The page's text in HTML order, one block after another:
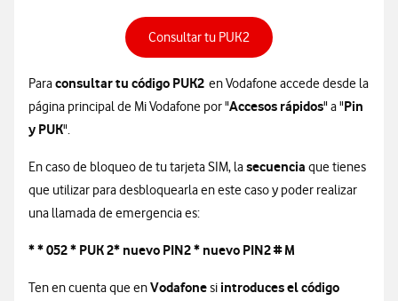
Consultar tu PUK2
Paraconsultar tu código PUK2 en Vodafone accede desde la
página principal de Mi Vodafone por "Accesos rápidos" a "Pin
y PUK".
En caso de bloqueo de tu tarjeta SIM, lasecuencia que tienes
que utilizar para desbloquearla en este caso y poder realizar
una llamada de emergencia es:
* * 052 * PUK 2* nuevo PIN2 * nuevo PIN2 # M
Ten en cuenta que enVodafonesi introduces el código